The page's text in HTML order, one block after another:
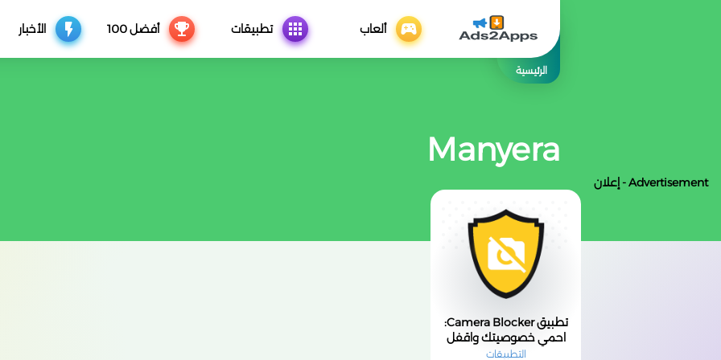
ألعاب تطبيقات أفضل 100 الأخبار
الرئيسية
Manyera
Advertisement - إعلان
تطبيق Camera Blocker:
احمي خصوصيتك واقفل
الكاميرا بضغطة واحدة
التطبيقات